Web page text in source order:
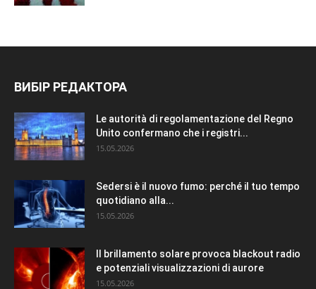
ВИБІР РЕДАКТОРА
Le autorità di regolamentazione del Regno
Unito confermano che i registri...
15.05.2026
Sedersi è il nuovo fumo: perché il tuo tempo
quotidiano alla...
15.05.2026
Il brillamento solare provoca blackout radio
e potenziali visualizzazioni di aurore
15.05.2026